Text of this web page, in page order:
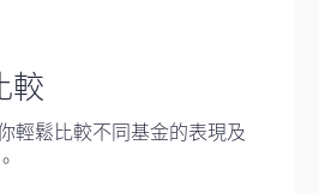
較
輕鬆比較不同基金的表現及